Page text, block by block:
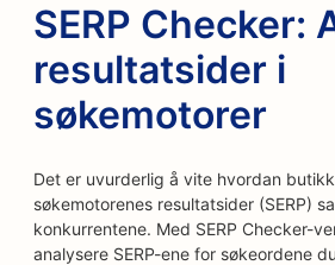
SERP Checker:
resultatsider i
søkemotorer
Det er uvurderlig å vite hvordan
søkemotorenes resultatsider (SERP)
konkurrentene. Med SERP Checker-
analysere SERP-ene for søkeordene